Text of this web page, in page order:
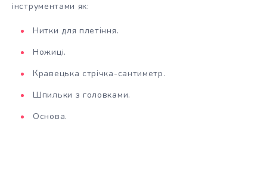
інструментами як:
Нитки для плетіння.
Ножиці.
Кравецька стрічка-сантиметр.
Шпильки з головками.
Основа.